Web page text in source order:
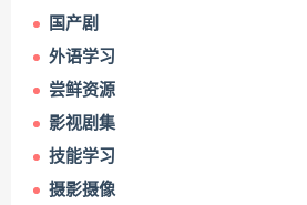
国产剧
外语学习
尝鲜资源
影视剧集
技能学习
摄影摄像